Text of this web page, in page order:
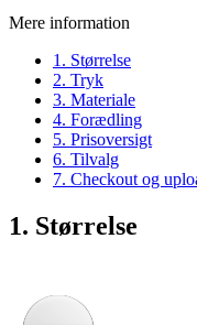
Mere information
1. Størrelse
2. Tryk
3. Materiale
4. Forædling
5. Prisoversigt
6. Tilvalg
7. Checkout og
1. Størrelse